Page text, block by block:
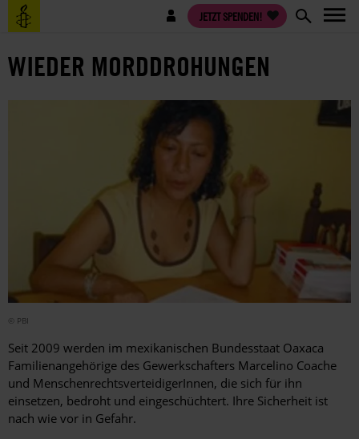
Direkt
zum
Benutzermenü JETZT SPENDEN!
WIEDER MORDDROHUNGEN
© PBI
Seit 2009 werden im mexikanischen Bundesstaat Oaxaca
Familienangehörige des Gewerkschafters Marcelino Coache
und MenschenrechtsverteidigerInnen, die sich für ihn
einsetzen, bedroht und eingeschüchtert. Ihre Sicherheit ist
nach wie vor in Gefahr.